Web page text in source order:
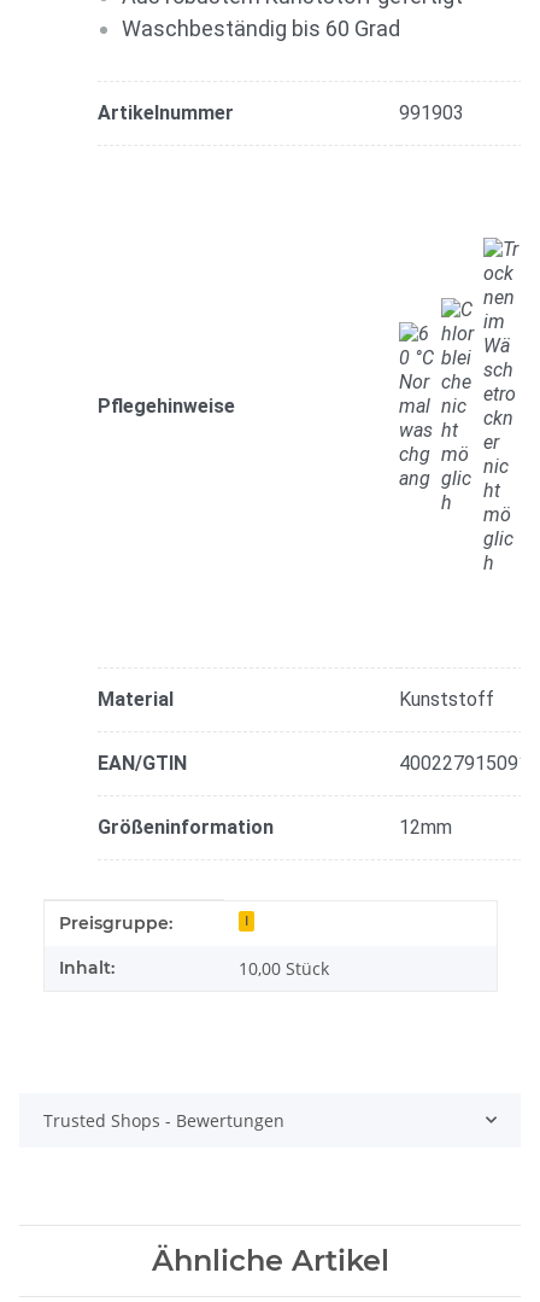
Waschbeständig bis 60 Grad
Artikelnummer 991903
Pflegehinweise
Material Kunststoff
EAN/GTIN 4002279150918
Größeninformation 12mm
Produkteigenschaft
Wert
Preisgruppe: I
Inhalt: 10,00 Stück
Trusted Shops - Bewertungen
Ähnliche Artikel